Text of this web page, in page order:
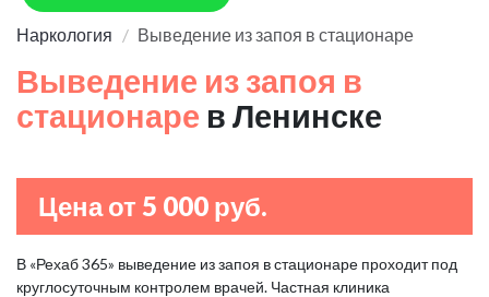
Наркология Выведение из запоя в стационаре
Выведение из запоя в
стационаре в Ленинске
Цена от 5 000 руб.
В «Рехаб 365» выведение из запоя в стационаре проходит под
круглосуточным контролем врачей. Частная клиника